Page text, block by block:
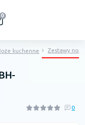
0
kuchenne Zestawy noży
0